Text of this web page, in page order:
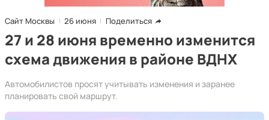
Сайт Москвы 26 июня Поделиться
27 и 28 июня временно изменится
схема движения в районе ВДНХ
Автомобилистов просят учитывать изменения и заранее
планировать свой маршрут.